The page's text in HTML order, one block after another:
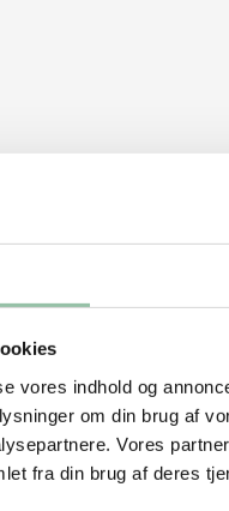
vores indhold og
om din brug af
Vores
fra din brug af deres
Kom det i en
er møre.
en glat puré. Smag
bladene af. Kom
muskatnød og kør
salt, peber, ægge-